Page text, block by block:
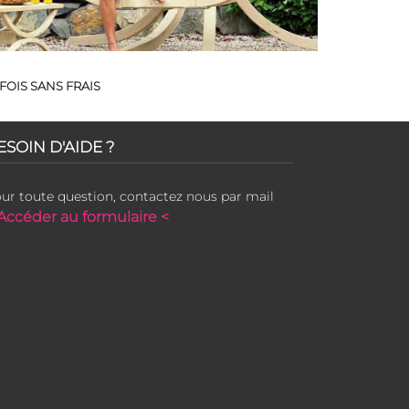
SANS FRAIS
D'AIDE ?
toute question, contactez nous par mail
au formulaire <